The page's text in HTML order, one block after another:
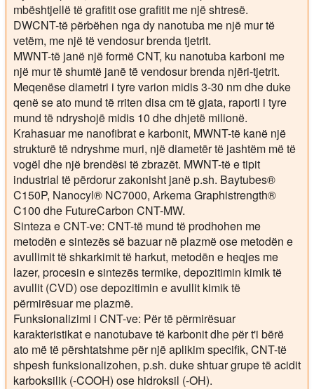
mbështjellë të grafitit ose grafitit me një shtresë.
DWCNT-të përbëhen nga dy nanotuba me një mur të
vetëm, me një të vendosur brenda tjetrit.
MWNT-të janë një formë CNT, ku nanotuba karboni me
një mur të shumtë janë të vendosur brenda njëri-tjetrit.
Meqenëse diametri i tyre varion midis 3-30 nm dhe duke
qenë se ato mund të rriten disa cm të gjata, raporti i tyre
mund të ndryshojë midis 10 dhe dhjetë milionë.
Krahasuar me nanofibrat e karbonit, MWNT-të kanë një
strukturë të ndryshme muri, një diametër të jashtëm më të
vogël dhe një brendësi të zbrazët. MWNT-të e tipit
industrial të përdorur zakonisht janë p.sh. Baytubes®
C150P, Nanocyl® NC7000, Arkema Graphistrength®
C100 dhe FutureCarbon CNT-MW.
Sinteza e CNT-ve: CNT-të mund të prodhohen me
metodën e sintezës së bazuar në plazmë ose metodën e
avullimit të shkarkimit të harkut, metodën e heqjes me
lazer, procesin e sintezës termike, depozitimin kimik të
avullit (CVD) ose depozitimin e avullit kimik të
përmirësuar me plazmë.
Funksionalizimi i CNT-ve: Për të përmirësuar
karakteristikat e nanotubave të karbonit dhe për t'i bërë
ato më të përshtatshme për një aplikim specifik, CNT-të
shpesh funksionalizohen, p.sh. duke shtuar grupe të acidit
karboksilik (-COOH) ose hidroksil (-OH).